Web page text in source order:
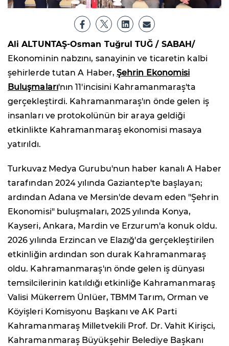
Ali ALTUNTAŞ-Osman Tuğrul TUĞ / SABAH/
Ekonominin nabzını, sanayinin ve ticaretin kalbi
şehirlerde tutan A Haber,Şehrin Ekonomisi
Buluşmaları'nın 11'incisini Kahramanmaraş'ta
gerçekleştirdi. Kahramanmaraş'ın önde gelen iş
insanları ve protokolünün bir araya geldiği
etkinlikte Kahramanmaraş ekonomisi masaya
yatırıldı.
Turkuvaz Medya Gurubu'nun haber kanalı A Haber
tarafından 2024 yılında Gaziantep'te başlayan;
ardından Adana ve Mersin'de devam eden "Şehrin
Ekonomisi" buluşmaları, 2025 yılında Konya,
Kayseri, Ankara, Mardin ve Erzurum'a konuk oldu.
2026 yılında Erzincan ve Elazığ'da gerçekleştirilen
etkinliğin ardından son durak Kahramanmaraş
oldu. Kahramanmaraş'ın önde gelen iş dünyası
temsilcilerinin katıldığı etkinliğe Kahramanmaraş
Valisi Mükerrem Ünlüer, TBMM Tarım, Orman ve
Köyişleri Komisyonu Başkanı ve AK Parti
Kahramanmaraş Milletvekili Prof. Dr. Vahit Kirişci,
Kahramanmaraş Büyükşehir Belediye Başkanı